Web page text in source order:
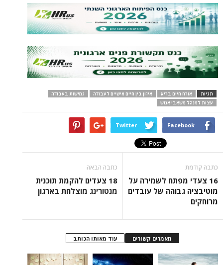
תגיות אורח חיים בריא איזון בין חיים אישיים לעבודה
גמישות בעבודה
עצות למנהל משאבי אנוש
Facebook
Twitter
כתבה קודמת
16 צעדי מפתח לשמירה על
מוטיבציה גבוהה של עובדים
מרוחקים
כתבה הבאה
18 צעדים להקמת תוכנית
מנטורינג מוצלחת בארגון
מאמרים קשורים עוד מאותו הכותב